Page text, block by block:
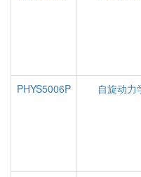
PHYS5006P
自旋动力